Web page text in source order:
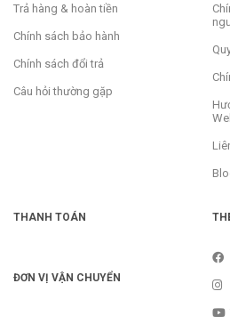
Trả hàng & hoàn tiền
Chính sách bảo hành
Chính sách đổi trả
Câu hỏi thường gặp
THANH TOÁN
ĐƠN VỊ VẬN CHUYỂN